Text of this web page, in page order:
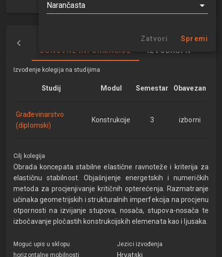
OSNOVNE INFORMACIJE IZVOĐAČI NASTAVE
Izvođenje kolegija na studijima
Studij Modul Semestar Obavezan
Građevinarstvo
(diplomski)
Konstrukcije 3 izborni
Cilj kolegija
Obrada koncepata stabilne elastične ravnoteže i kriterija za
elastičnu stabilnost. Objašnjenje energetskih i numeričkih
metoda za procjenjivanje kritičnih opterećenja. Razmatranje
učinaka geometrijskih i strukturalnih imperfekcija na procjenu
otpornosti na izvijanje stupova, nosača, stupova-nosača te
izbočavanje pločastih konstrukcijskih elemenata kao i ljusaka.
Moguć upis u sklopu
horizontalne mobilnosti
Jezici izvođenja
Hrvatski
Narančasta
Zatvori Spremi